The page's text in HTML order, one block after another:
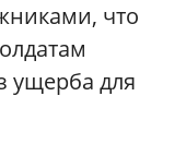
что
ущерба для